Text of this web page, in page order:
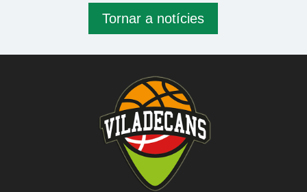
Tornar a notícies